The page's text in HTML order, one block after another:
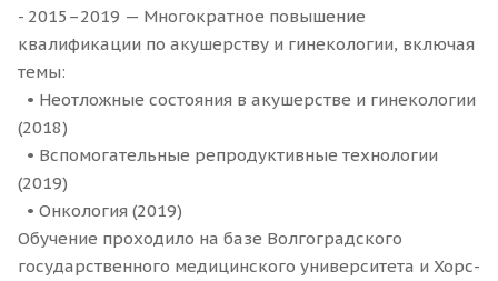
- 2015–2019 — Многократное повышение
квалификации по акушерству и гинекологии, включая
темы:
• Неотложные состояния в акушерстве и гинекологии
(2018)
• Вспомогательные репродуктивные технологии
(2019)
• Онкология (2019)
Обучение проходило на базе Волгоградского
государственного медицинского университета и Хорс-